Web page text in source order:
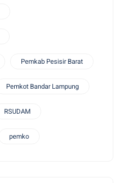
Pemkab Pesisir Barat
Pemkot Bandar Lampung
RSUDAM
pemko